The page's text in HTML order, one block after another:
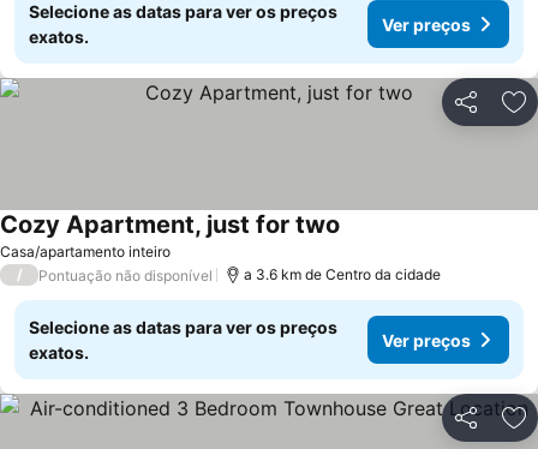
Selecione as datas para ver os preços
exatos.
Ver preços
Partilhar
Casa/apartamento inteiro
Cozy Apartment, just for two
/ Pontuação não disponível a 3.6 km de Centro da cidade
Selecione as datas para ver os preços
exatos.
Ver preços
Partilhar